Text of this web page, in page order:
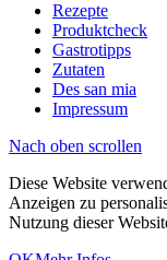
Rezepte
Produktcheck
Gastrotipps
Zutaten
Des san mia
Impressum
Nach oben scrollen
Diese Website
Anzeigen zu
Nutzung dieser